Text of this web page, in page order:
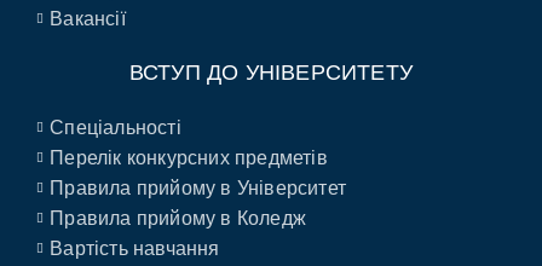
Вакансії
ВСТУП ДО УНІВЕРСИТЕТУ
Спеціальності
Перелік конкурсних предметів
Правила прийому в Університет
Правила прийому в Коледж
Вартість навчання